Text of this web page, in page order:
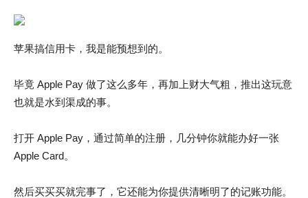
苹果搞信用卡，我是能预想到的。
毕竟 Apple Pay 做了这么多年，再加上财大气粗，推出这玩意
也就是水到渠成的事。
打开 Apple Pay，通过简单的注册，几分钟你就能办好一张
Apple Card。
然后买买买就完事了，它还能为你提供清晰明了的记账功能。